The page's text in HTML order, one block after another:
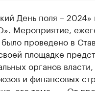
День поля –
Мероприятие,
проведено в
площадке
органов
и финансовых